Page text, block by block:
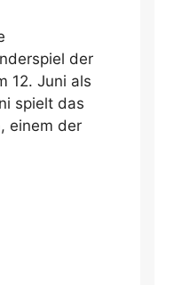
der
12. Juni als
spielt das
einem der